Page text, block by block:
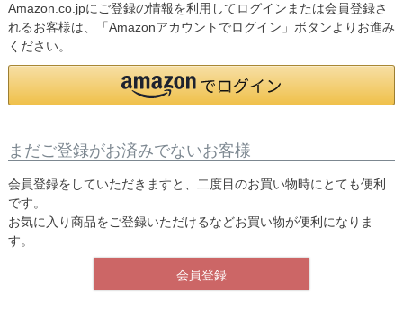
Amazon.co.jpにご登録の情報を利用してログインまたは会員登録さ
れるお客様は、「Amazonアカウントでログイン」ボタンよりお進み
ください。
まだご登録がお済みでないお客様
会員登録をしていただきますと、二度目のお買い物時にとても便利
です。
お気に入り商品をご登録いただけるなどお買い物が便利になりま
す。
会員登録